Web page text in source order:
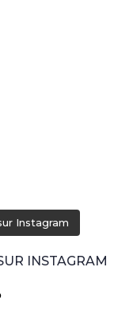
Instagram
INSTAGRAM